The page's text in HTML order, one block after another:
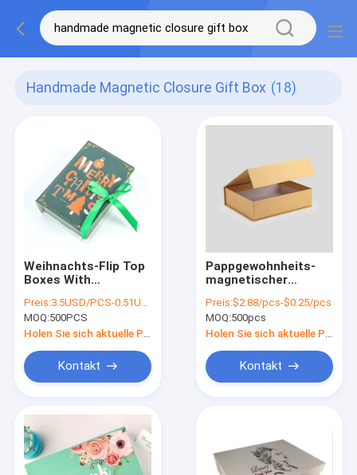
Handmade Magnetic Closure Gift Box (18)
Weihnachts-Flip Top
Boxes With
Preis:3.5USD/PCS-0.51USD/PCS
MOQ:500PCS
Kontakt
Pappgewohnheits-
magnetischer
Art Papers 2mm
golden
Preis:$2.88/pcs-$0.25/pcs
MOQ:500pcs
Kontakt